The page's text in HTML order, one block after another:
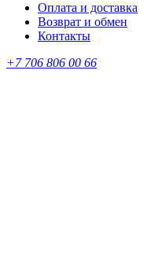
Оплата и доставка
Возврат и обмен
Контакты
+7 706 806 00 66